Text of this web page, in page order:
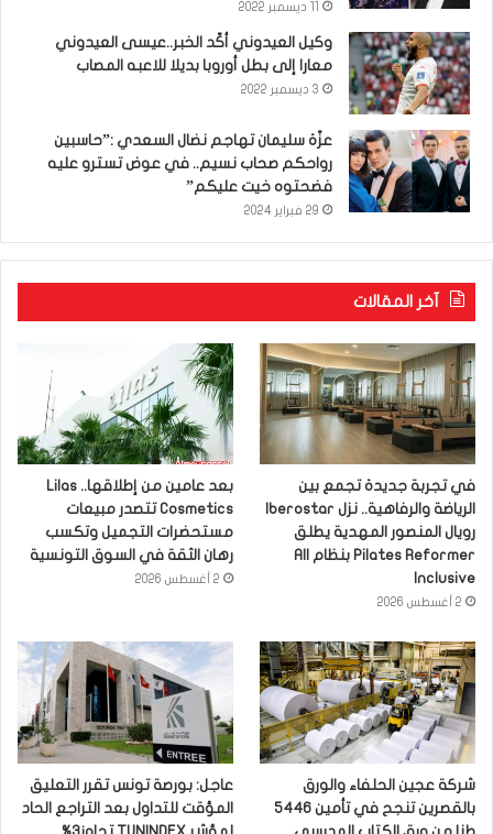
وكيل العيدوني أكّد الخبر..عيسى العيدوني
معارا إلى بطل أوروبا بديلا للاعبه المصاب
3 ديسمبر 2022
عزّة سليمان تهاجم نضال السعدي :”حاسبين
رواحكم صحاب نسيم.. في عوض تسترو عليه
فضحتوه خيت عليكم”
29 فبراير 2024
آخر المقالات
في تجربة جديدة تجمع بين
رويال المنصور المهدية يطلق
Pilates Reformer بنظام All
Inclusive
2 أغسطس 2026
بعد عامين من إطلاقها.. Lilas
Cosmetics تتصدر مبيعات
مستحضرات التجميل وتكسب
رهان الثقة في السوق التونسية
2 أغسطس 2026
شركة عجين الحلفاء والورق
بالقصرين تنجح في تأمين 5446
عاجل: بورصة تونس تقرر التعليق
المؤقت للتداول بعد التراجع الحاد